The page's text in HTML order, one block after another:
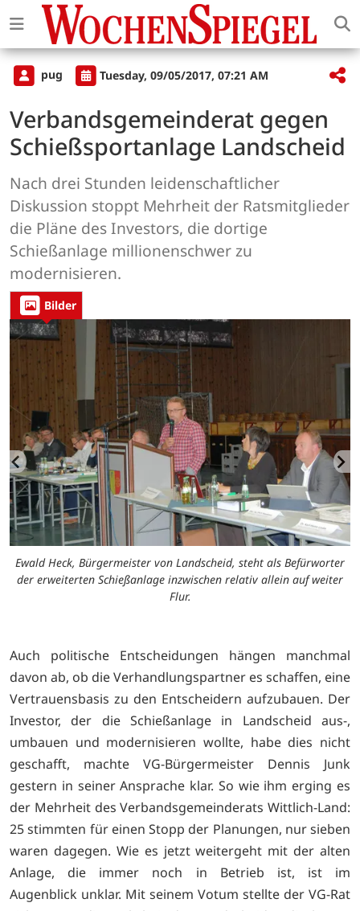
pug Tuesday, 09/05/2017, 07:21 AM
Verbandsgemeinderat gegen
Schießsportanlage Landscheid
Nach drei Stunden leidenschaftlicher
Diskussion stoppt Mehrheit der Ratsmitglieder
die Pläne des Investors, die dortige
Schießanlage millionenschwer zu
modernisieren.
Bilder
Ewald Heck, Bürgermeister von Landscheid, steht als Befürworter
der erweiterten Schießanlage inzwischen relativ allein auf weiter
Flur.
Auch politische Entscheidungen hängen manchmal
davon ab, ob die Verhandlungspartner es schaffen, eine
Vertrauensbasis zu den Entscheidern aufzubauen. Der
Investor, der die Schießanlage in Landscheid aus-,
umbauen und modernisieren wollte, habe dies nicht
geschafft, machte VG-Bürgermeister Dennis Junk
gestern in seiner Ansprache klar. So wie ihm erging es
der Mehrheit des Verbandsgemeinderats Wittlich-Land:
25 stimmten für einen Stopp der Planungen, nur sieben
waren dagegen. Wie es jetzt weitergeht mit der alten
Anlage, die immer noch in Betrieb ist, ist im
Augenblick unklar. Mit seinem Votum stellte der VG-Rat